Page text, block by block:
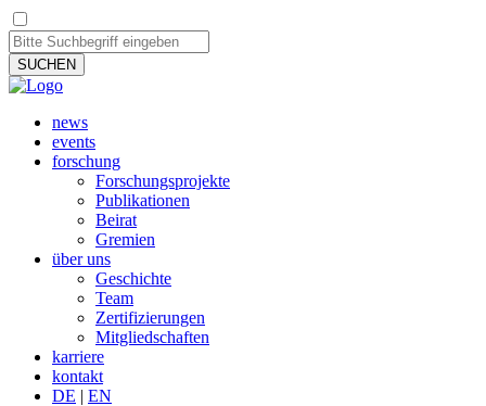
SUCHEN
news
events
forschung
Forschungsprojekte
Publikationen
Beirat
Gremien
über uns
Geschichte
Team
Zertifizierungen
Mitgliedschaften
karriere
kontakt
DE | EN